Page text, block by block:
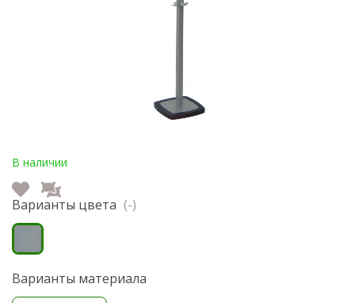
В наличии
Варианты цвета (-)
Варианты материала